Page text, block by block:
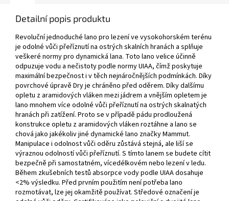
Detailní popis produktu
Revoluční jednoduché lano pro lezení ve vysokohorském terénu
je odolné vůči přeříznutí na ostrých skalních hranách a splňuje
veškeré normy pro dynamická lana. Toto lano velice účinně
odpuzuje vodu a nečistoty podle normy UIAA, čímž poskytuje
maximální bezpečnost i v těch nejnáročnějších podmínkách. Díky
povrchové úpravě Dry je chráněno před oděrem. Díky dalšímu
opletu z aramidových vláken mezi jádrem a vnějším opletem je
lano mnohem více odolné vůči přeříznutí na ostrých skalnatých
hranách při zatížení. Proto se v případě pádu prodloužená
konstrukce opletu z aramidových vláken roztáhne a lano se
chová jako jakékoliv jiné dynamické lano značky Mammut.
Manipulace i odolnost vůči oděru zůstává stejná, ale liší se
výraznou odolností vůči přeříznutí. S tímto lanem se budete cítit
bezpečně při samostatném, vícedélkovém nebo lezení v ledu.
Během zkušebních testů absorpce vody podle UIAA dosahuje
<2% výsledku. Před prvním použitím není potřeba lano
rozmotávat, lze jej okamžitě používat. Středové označení je